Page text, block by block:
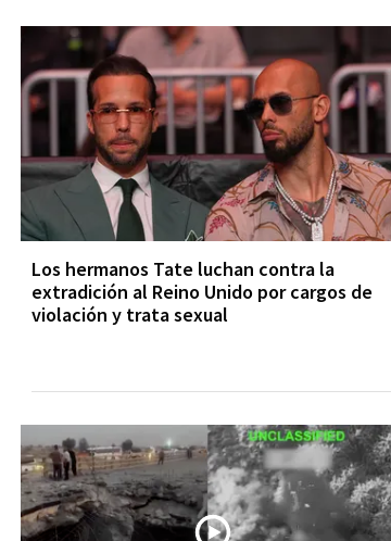
Los hermanos Tate luchan contra la
extradición al Reino Unido por cargos de
violación y trata sexual